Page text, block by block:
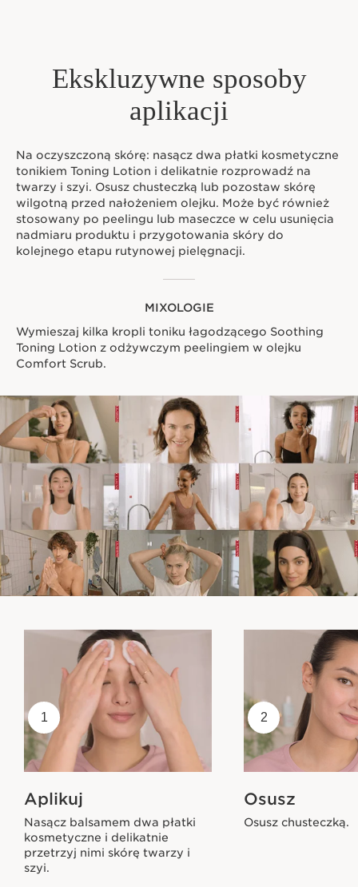
Ekskluzywne sposoby
aplikacji
Na oczyszczoną skórę: nasącz dwa płatki kosmetyczne
tonikiem Toning Lotion i delikatnie rozprowadź na
twarzy i szyi. Osusz chusteczką lub pozostaw skórę
wilgotną przed nałożeniem olejku. Może być również
stosowany po peelingu lub maseczce w celu usunięcia
nadmiaru produktu i przygotowania skóry do
kolejnego etapu rutynowej pielęgnacji.
MIXOLOGIE
Wymieszaj kilka kropli toniku łagodzącego Soothing
Toning Lotion z odżywczym peelingiem w olejku
Comfort Scrub.
1
Aplikuj
Nasącz balsamem dwa płatki
kosmetyczne i delikatnie
przetrzyj nimi skórę twarzy i
szyi.
2
Osusz
Osusz chusteczką.